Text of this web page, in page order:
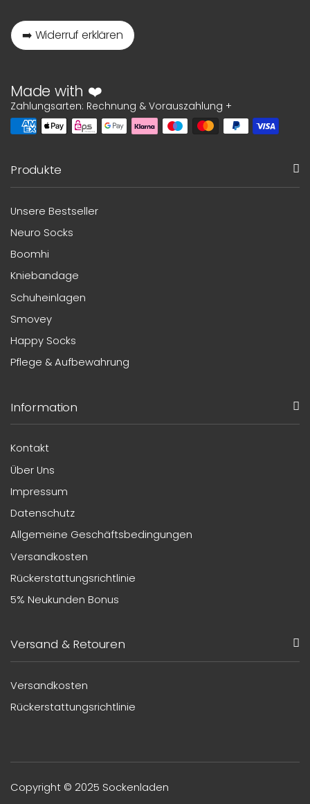
➡️ Widerruf erklären
Made with ❤️
Zahlungsarten: Rechnung & Vorauszahlung +
Produkte
Unsere Bestseller
Neuro Socks
Boomhi
Kniebandage
Schuheinlagen
Smovey
Happy Socks
Pflege & Aufbewahrung
Information
Kontakt
Über Uns
Impressum
Datenschutz
Allgemeine Geschäftsbedingungen
Versandkosten
Rückerstattungsrichtlinie
5% Neukunden Bonus
Versand & Retouren
Versandkosten
Rückerstattungsrichtlinie
Copyright © 2025 Sockenladen